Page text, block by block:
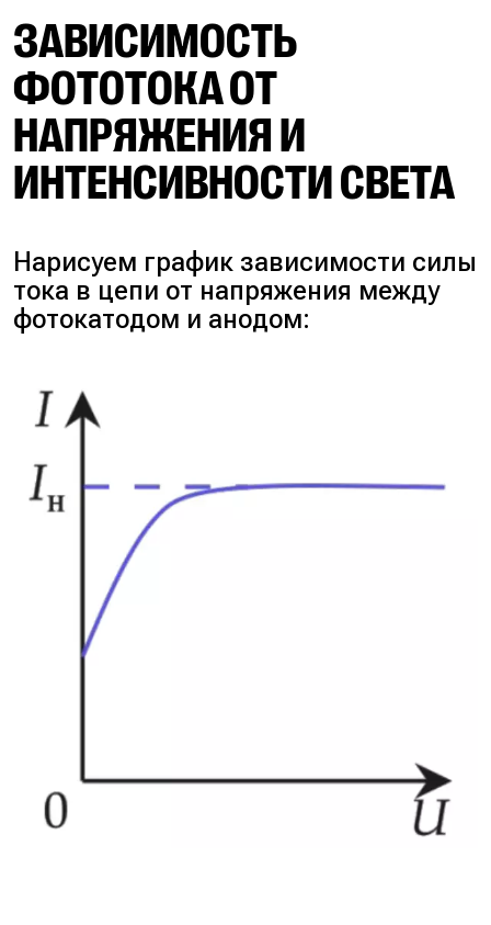
ЗАВИСИМОСТЬ
ФОТОТОКА ОТ
НАПРЯЖЕНИЯ И
ИНТЕНСИВНОСТИ СВЕТА
Нарисуем график зависимости силы
тока в цепи от напряжения между
фотокатодом и анодом: